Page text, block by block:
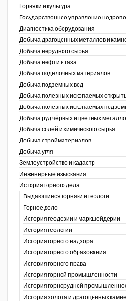
Горняки и культура
Государственное управление
Диагностика оборудования
Добыча драгоценных металлов и
Добыча нерудного сырья
Добыча нефти и газа
Добыча поделочных материалов
Добыча подземных вод
Добыча полезных ископаемых
Добыча полезных ископаемых
Добыча руд чёрных и цветных
Добыча солей и химического сырья
Добыча стройматериалов
Добыча угля
Землеустройство и кадастр
Инженерные изыскания
История горного дела
Выдающиеся горняки и геологи
Горное дело
История геодезии и маркшейдерии
История геологии
История горного надзора
История горного образования
История горного права
История горной промышленности
История горнорудной
История золота и драгоценных